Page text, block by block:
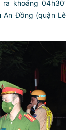
khoảng 04h30’
An Đồng (quận Lê